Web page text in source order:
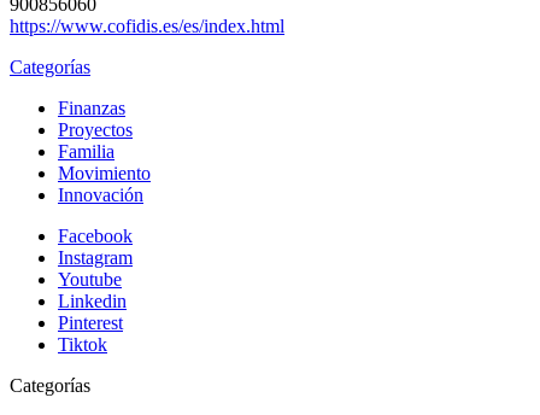
900856060
https://www.cofidis.es/es/index.html
Categorías
Finanzas
Proyectos
Familia
Movimiento
Innovación
Facebook
Instagram
Youtube
Linkedin
Pinterest
Tiktok
Categorías